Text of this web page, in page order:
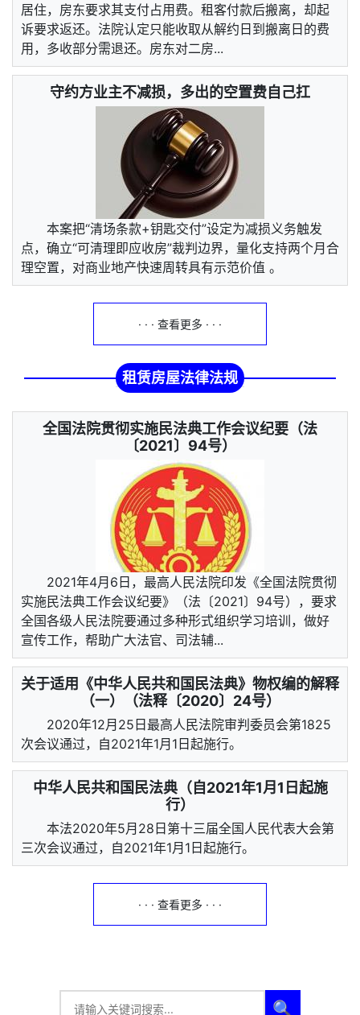
居住，房东要求其支付占用费。租客付款后搬离，却起
诉要求返还。法院认定只能收取从解约日到搬离日的费
用，多收部分需退还。房东对二房...
守约方业主不减损，多出的空置费自己扛
本案把“清场条款+钥匙交付”设定为减损义务触发
点，确立“可清理即应收房”裁判边界，量化支持两个月合
理空置，对商业地产快速周转具有示范价值 。
· · · 查看更多 · · ·
租赁房屋法律法规
全国法院贯彻实施民法典工作会议纪要（法
〔2021〕94号）
2021年4月6日，最高人民法院印发《全国法院贯彻
实施民法典工作会议纪要》（法〔2021〕94号），要求
全国各级人民法院要通过多种形式组织学习培训，做好
宣传工作，帮助广大法官、司法辅...
关于适用《中华人民共和国民法典》物权编的解释
（一）（法释〔2020〕24号）
2020年12月25日最高人民法院审判委员会第1825
次会议通过，自2021年1月1日起施行。
中华人民共和国民法典（自2021年1月1日起施
行）
本法2020年5月28日第十三届全国人民代表大会第
三次会议通过，自2021年1月1日起施行。
· · · 查看更多 · · ·
🔍